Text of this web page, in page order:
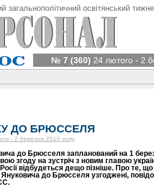
загальнополітичний освітянський
№ 7 (360) 24 лютого - 2
ДО БРЮССЕЛЯ
- 2 березня 2010 року
до Брюсселя запланований на 1
згоду на зустріч з новим главою
відбудеться дещо пізніше. Про те,
Януковича до Брюсселя узгоджені,